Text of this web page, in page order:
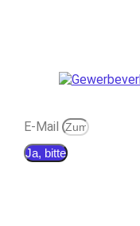
E-Mail
Ja, bitte